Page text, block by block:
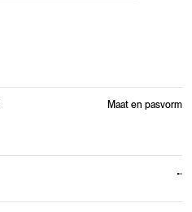
Maat en pasvorm
Ga